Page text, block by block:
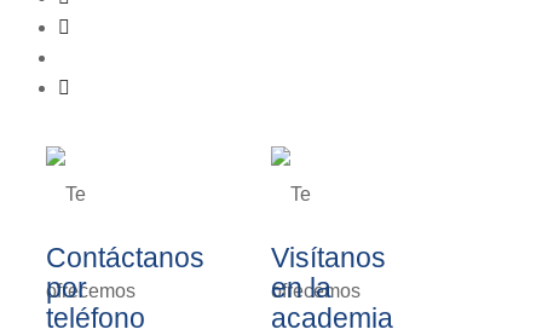
Contáctanos
por
teléfono
Visítanos
en la
academia